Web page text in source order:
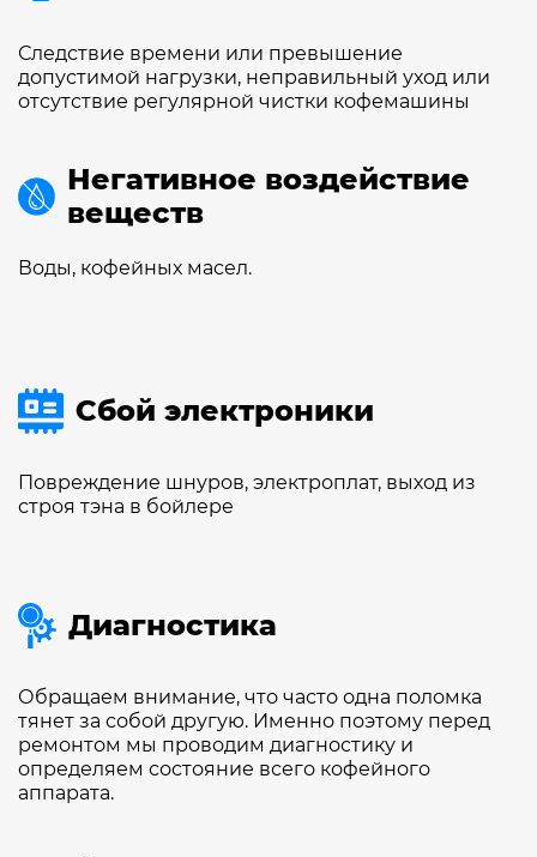
Следствие времени или превышение
допустимой нагрузки, неправильный уход или
отсутствие регулярной чистки кофемашины
Негативное воздействие
веществ
Воды, кофейных масел.
Сбой электроники
Повреждение шнуров, электроплат, выход из
строя тэна в бойлере
Диагностика
Обращаем внимание, что часто одна поломка
тянет за собой другую. Именно поэтому перед
ремонтом мы проводим диагностику и
определяем состояние всего кофейного
аппарата.